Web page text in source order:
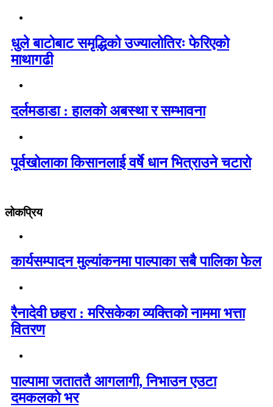
धुले बाटोबाट समृद्धिको उज्यालोतिरः फेरिएको
माथागढी
दर्लमडाडा : हालको अबस्था र सम्भावना
पूर्वखोलाका किसानलाई वर्षे धान भित्राउने चटारो
लोकप्रिय
कार्यसम्पादन मुल्यांकनमा पाल्पाका सबै पालिका फेल
रैनादेवी छहरा : मरिसकेका व्यक्तिको नाममा भत्ता
वितरण
पाल्पामा जताततै आगलागी, निभाउन एउटा
दमकलको भर